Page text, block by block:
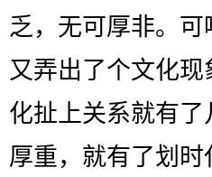
乏，无可厚非。
又弄出了个文化
化扯上关系就有
厚重，就有了划